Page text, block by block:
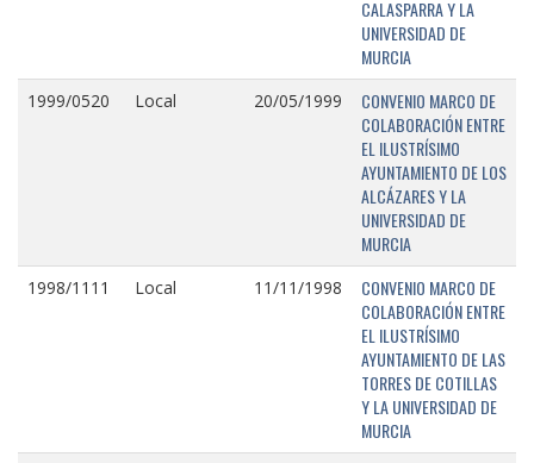
CALASPARRA Y LA
UNIVERSIDAD DE
MURCIA
1999/0520 Local 20/05/1999
CONVENIO MARCO DE
COLABORACIÓN ENTRE
EL ILUSTRÍSIMO
AYUNTAMIENTO DE LOS
ALCÁZARES Y LA
UNIVERSIDAD DE
MURCIA
1998/1111 Local 11/11/1998
CONVENIO MARCO DE
COLABORACIÓN ENTRE
EL ILUSTRÍSIMO
AYUNTAMIENTO DE LAS
TORRES DE COTILLAS
Y LA UNIVERSIDAD DE
MURCIA